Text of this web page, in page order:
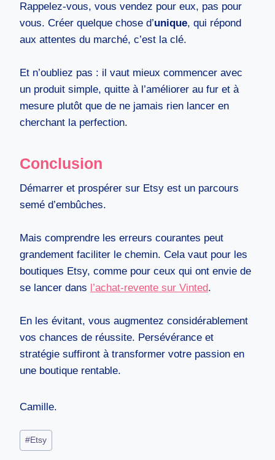
Rappelez-vous, vous vendez pour eux, pas pour
vous. Créer quelque chose d’unique, qui répond
aux attentes du marché, c’est la clé.
Et n’oubliez pas : il vaut mieux commencer avec
un produit simple, quitte à l’améliorer au fur et à
mesure plutôt que de ne jamais rien lancer en
cherchant la perfection.
Conclusion
Démarrer et prospérer sur Etsy est un parcours
semé d’embûches.
Mais comprendre les erreurs courantes peut
grandement faciliter le chemin. Cela vaut pour les
boutiques Etsy, comme pour ceux qui ont envie de
se lancer dans l’achat-revente sur Vinted.
En les évitant, vous augmentez considérablement
vos chances de réussite. Persévérance et
stratégie suffiront à transformer votre passion en
une boutique rentable.
Camille.
Étiquettes
de
#Etsy